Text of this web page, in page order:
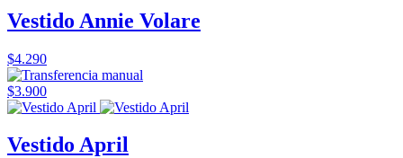
Vestido Annie Volare
$4.290
$3.900
Vestido April